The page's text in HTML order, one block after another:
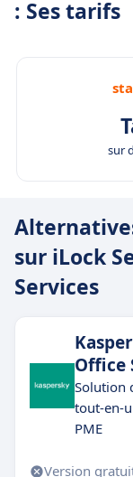
: Ses tarifs
sur
sur iLock
Services
Office
Solution
tout-en-
PME
Version